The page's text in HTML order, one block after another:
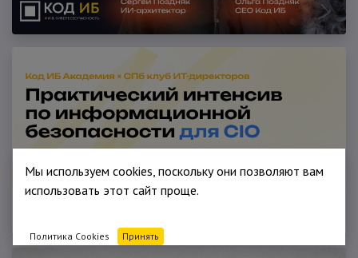
Мы используем cookies, поскольку они позволяют вам
использовать этот сайт проще.
Политика Cookies Принять